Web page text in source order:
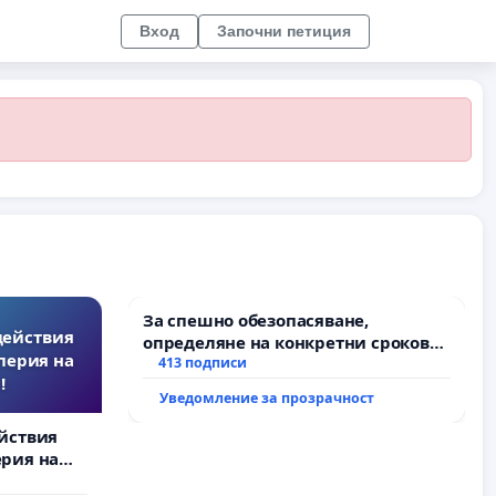
Вход Започни петиция
на
на
За спешно обезопасяване,
определяне на конкретни срокове
и извършване на цялостна
републиканския път между пътен
413 подписи
Уведомление за прозрачност